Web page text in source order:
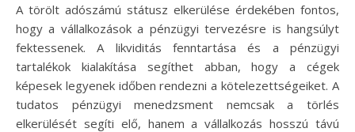
A törölt adószámú státusz elkerülése érdekében fontos,
hogy a vállalkozások a pénzügyi tervezésre is hangsúlyt
fektessenek. A likviditás fenntartása és a pénzügyi
tartalékok kialakítása segíthet abban, hogy a cégek
képesek legyenek időben rendezni a kötelezettségeiket. A
tudatos pénzügyi menedzsment nemcsak a törlés
elkerülését segíti elő, hanem a vállalkozás hosszú távú